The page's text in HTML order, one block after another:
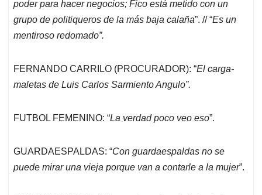
poder para hacer negocios; Fico está metido con un
grupo de politiqueros de la más baja calaña”. // “Es un
mentiroso redomado”.
FERNANDO CARRILO (PROCURADOR): “El carga-
maletas de Luis Carlos Sarmiento Angulo”.
FUTBOL FEMENINO: “La verdad poco veo eso”.
GUARDAESPALDAS: “Con guardaespaldas no se
puede mirar una vieja porque van a contarle a la mujer”.